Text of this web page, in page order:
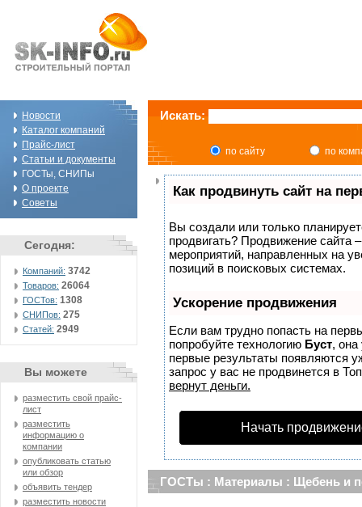
Новости
Каталог компаний
Прайс-лист
Статьи и документы
ГОСТы, СНИПы
О проекте
Советы
Сегодня:
Компаний: 3742
Товаров: 26064
ГОСТов: 1308
СНИПов: 275
Статей: 2949
Вы можете
разместить свой прайс-
лист
разместить
информацию о
компании
опубликовать статью
или обзор
объявить тендер
разместить новости
Искать:
по сайту по
Как продвинуть сайт на
Вы создали или только
продвигать? Продвижение сайта
мероприятий, направленных на
позиций в поисковых системах.
Ускорение продвижения
Если вам трудно попасть на
попробуйте технологию Буст, она
первые результаты появляются
запрос у вас не продвинется в
вернут деньги.
Начать
ГОСТы : Материалы : Щебень и